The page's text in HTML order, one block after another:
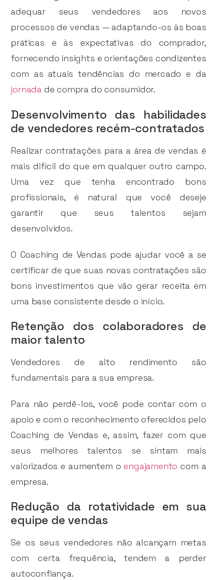
adequar seus vendedores aos novos
processos de vendas — adaptando-os às boas
práticas e às expectativas do comprador,
fornecendo insights e orientações condizentes
com as atuais tendências do mercado e da
jornada de compra do consumidor.
Desenvolvimento das habilidades
de vendedores recém-contratados
Realizar contratações para a área de vendas é
mais difícil do que em qualquer outro campo.
Uma vez que tenha encontrado bons
profissionais, é natural que você deseje
garantir que seus talentos sejam
desenvolvidos.
O Coaching de Vendas pode ajudar você a se
certificar de que suas novas contratações são
bons investimentos que vão gerar receita em
uma base consistente desde o início.
Retenção dos colaboradores de
maior talento
Vendedores de alto rendimento são
fundamentais para a sua empresa.
Para não perdê-los, você pode contar com o
apoio e com o reconhecimento oferecidos pelo
Coaching de Vendas e, assim, fazer com que
seus melhores talentos se sintam mais
valorizados e aumentem o engajamento com a
empresa.
Redução da rotatividade em sua
equipe de vendas
Se os seus vendedores não alcançam metas
com certa frequência, tendem a perder
autoconfiança.